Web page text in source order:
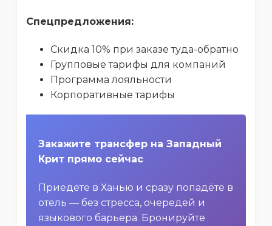
Спецпредложения:
Скидка 10% при заказе туда-обратно
Групповые тарифы для компаний
Программа лояльности
Корпоративные тарифы
Закажите трансфер на Западный
Крит прямо сейчас
Приедете в Ханью и сразу попадёте в
отель — без стресса, очередей и
языкового барьера. Бронируйте